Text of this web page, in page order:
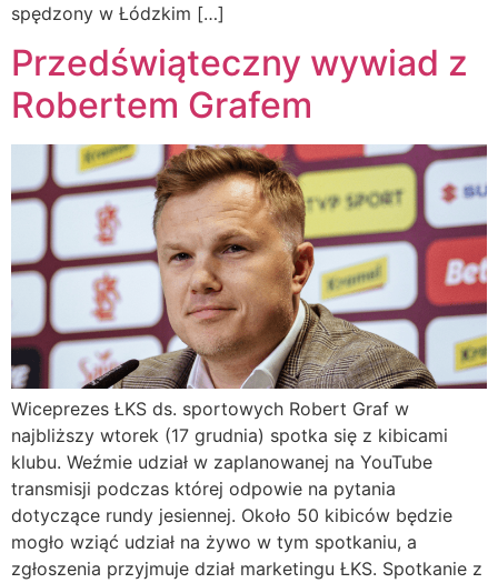
spędzony w Łódzkim […]
Przedświąteczny wywiad z
Robertem Grafem
Wiceprezes ŁKS ds. sportowych Robert Graf w
najbliższy wtorek (17 grudnia) spotka się z kibicami
klubu. Weźmie udział w zaplanowanej na YouTube
transmisji podczas której odpowie na pytania
dotyczące rundy jesiennej. Około 50 kibiców będzie
mogło wziąć udział na żywo w tym spotkaniu, a
zgłoszenia przyjmuje dział marketingu ŁKS. Spotkanie z